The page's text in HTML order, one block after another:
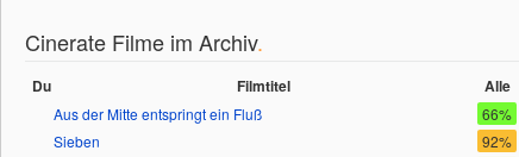
Cinerate Filme im Archiv.
Du Filmtitel Alle
Aus der Mitte entspringt ein Fluß 66%
Sieben
92%